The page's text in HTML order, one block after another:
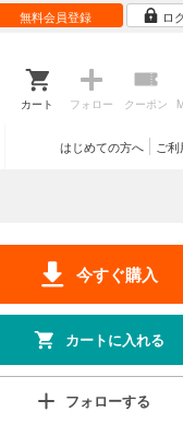
無料会員登録 ロ
カート フォロー クーポン
ご
はじめての方へ
今すぐ購入
カートに入れる
フォローする